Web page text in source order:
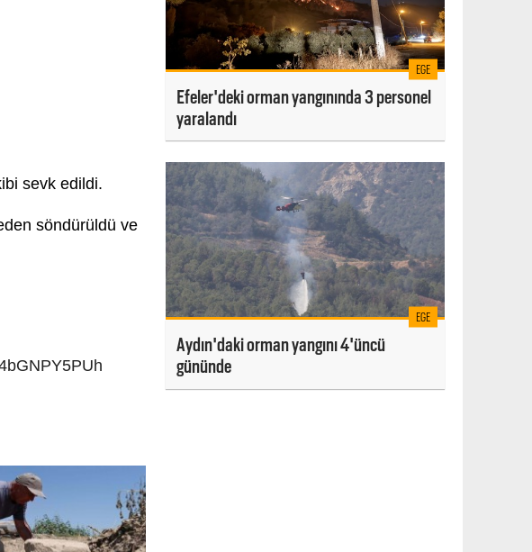
sevk edildi.
söndürüldü ve
EGE
Efeler'deki orman yangınında 3 personel
yaralandı
EGE
Aydın'daki orman yangını 4'üncü
gününde